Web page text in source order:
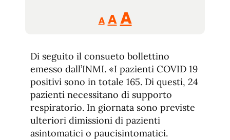
A
Reducir
tamaño
A Restablecer
de
fuente
AAumentar
de
fuente.
Di seguito il consueto bollettino
emesso dall’INMI. «I pazienti COVID 19
positivi sono in totale 165. Di questi, 24
pazienti necessitano di supporto
respiratorio. In giornata sono previste
ulteriori dimissioni di pazienti
asintomatici o paucisintomatici.